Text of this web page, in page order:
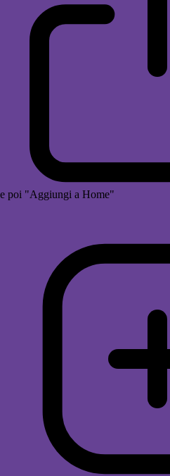
e poi "Aggiungi a Home"